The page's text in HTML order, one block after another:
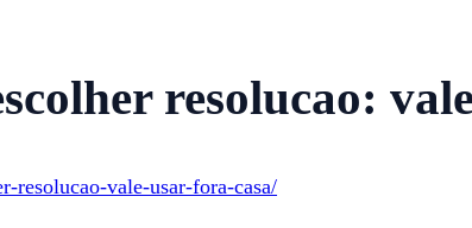
resolucao:
resolucao-vale-usar-fora-casa/